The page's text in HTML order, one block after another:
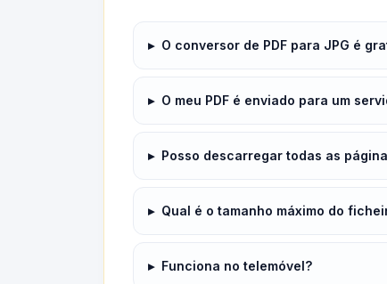
▸ O conversor de PDF para JPG é
▸ O meu PDF é enviado para um
▸ Posso descarregar todas as
▸ Qual é o tamanho máximo do
▸ Funciona no telemóvel?